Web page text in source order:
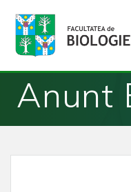
Anunt